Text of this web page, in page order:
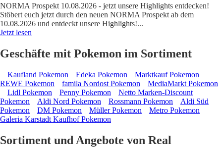
NORMA Prospekt 10.08.2026 - jetzt unsere Highlights entdecken!
Stöbert euch jetzt durch den neuen NORMA Prospekt ab dem
10.08.2026 und entdeckt unsere Highlights!...
Jetzt lesen
Geschäfte mit Pokemon im Sortiment
Kaufland Pokemon Edeka Pokemon
Marktkauf Pokemon
REWE Pokemon
famila Nordost Pokemon
MediaMarkt Pokemon
Lidl Pokemon
Penny Pokemon
Netto Marken-Discount
Pokemon
Aldi Nord Pokemon Rossmann Pokemon
Aldi Süd
Pokemon
DM Pokemon Müller Pokemon
Metro Pokemon
Galeria Karstadt Kaufhof Pokemon
Sortiment und Angebote von Real